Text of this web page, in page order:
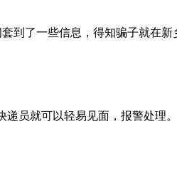
了一些信息，得知骗子就在新
员就可以轻易见面，报警处理。